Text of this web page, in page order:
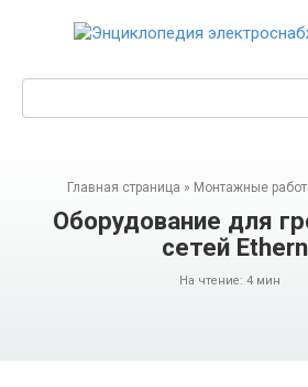
Главная страница » Монтажные
Оборудование для
сетей
На чтение: 4 мин